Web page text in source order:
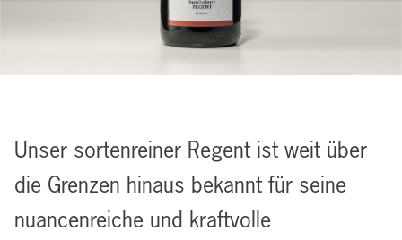
Unser sortenreiner Regent ist weit über
die Grenzen hinaus bekannt für seine
nuancenreiche und kraftvolle